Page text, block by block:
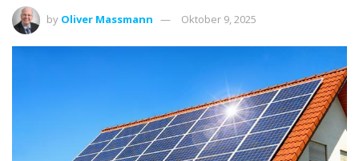
by Oliver Massmann Oktober 9, 2025